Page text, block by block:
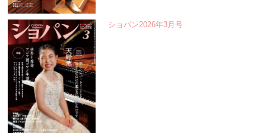
ショパン2026年3月号